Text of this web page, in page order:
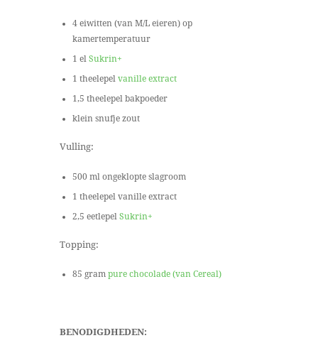
4 eiwitten (van M/L eieren) op
kamertemperatuur
1 el Sukrin+
1 theelepel vanille extract
1,5 theelepel bakpoeder
klein snufje zout
Vulling:
500 ml ongeklopte slagroom
1 theelepel vanille extract
2,5 eetlepel Sukrin+
Topping:
85 gram pure chocolade (van Cereal)
BENODIGDHEDEN: